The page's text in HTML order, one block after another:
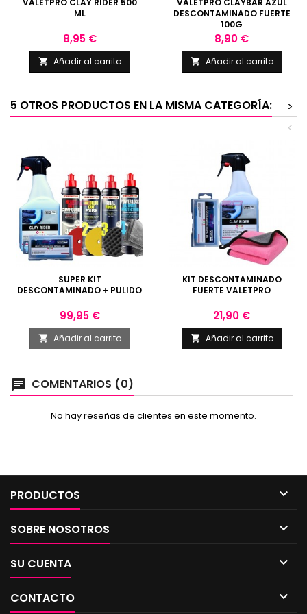
VALETPRO CLAY RIDER 500
ML
Precio
8,95 €
 Añadir al carrito
VALETPRO CLAYBAR AZUL
DESCONTAMINADO FUERTE
100G
Precio
8,90 €
 Añadir al carrito
5 OTROS PRODUCTOS EN LA MISMA CATEGORÍA:
>
<
SUPER KIT
DESCONTAMINADO + PULIDO
Precio
99,95 €
 Añadir al carrito
KIT DESCONTAMINADO
FUERTE VALETPRO
Precio
21,90 €
 Añadir al carrito
chat COMENTARIOS (0)
No hay reseñas de clientes en este momento.
PRODUCTOS 
SOBRE NOSOTROS 
SU CUENTA 
CONTACTO 